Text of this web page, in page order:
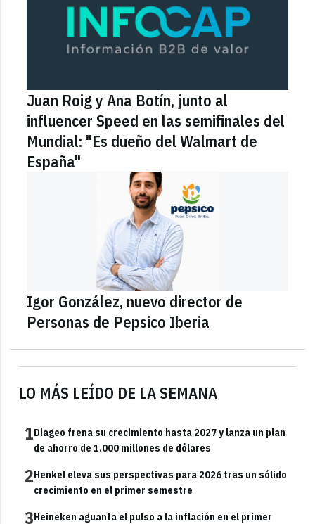
LO MÁS LEÍDO DE LA SEMANA
1Diageo frena su crecimiento hasta 2027 y lanza un plan
de ahorro de 1.000 millones de dólares
2Henkel eleva sus perspectivas para 2026 tras un sólido
crecimiento en el primer semestre
3Heineken aguanta el pulso a la inflación en el primer
Juan Roig y Ana Botín, junto al
influencer Speed en las semifinales del
Mundial: "Es dueño del Walmart de
España"
Igor González, nuevo director de
Personas de Pepsico Iberia